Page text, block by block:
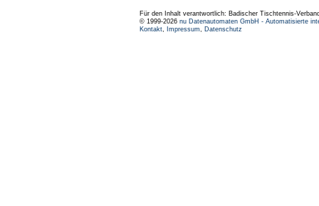
Für den Inhalt verantwortlich: Badischer Tischtennis-
© 1999-2026 nu Datenautomaten GmbH - Automatisierte
Kontakt, Impressum, Datenschutz